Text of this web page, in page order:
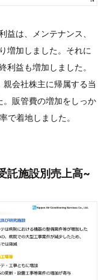
益は、メンテナンス、
増加しました。それに
利益も増加しました。
会社株主に帰属する当
販管費の増加をしっか
で着地しました。
託施設別売上高~